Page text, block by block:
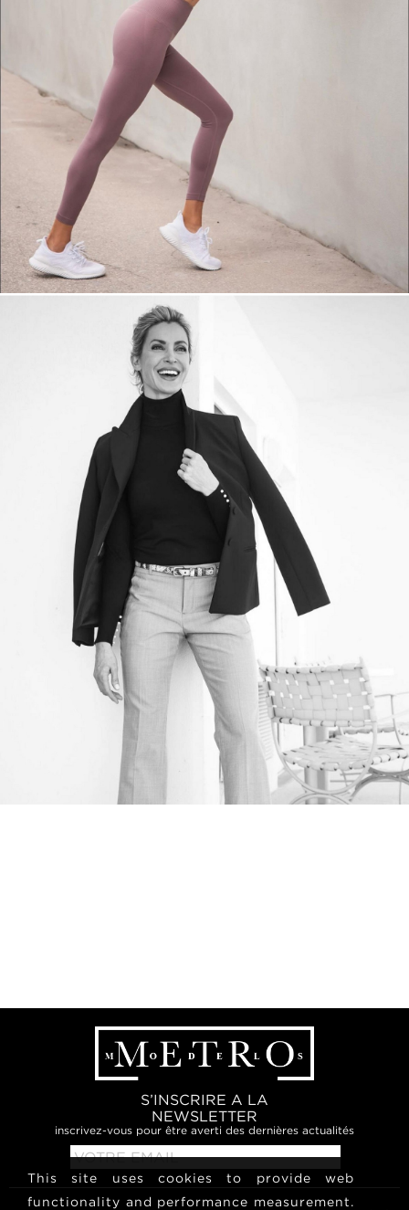
S’INSCRIRE A LA
NEWSLETTER
inscrivez-vous pour être averti des dernières actualités
This site uses cookies to provide web
functionality and performance measurement.